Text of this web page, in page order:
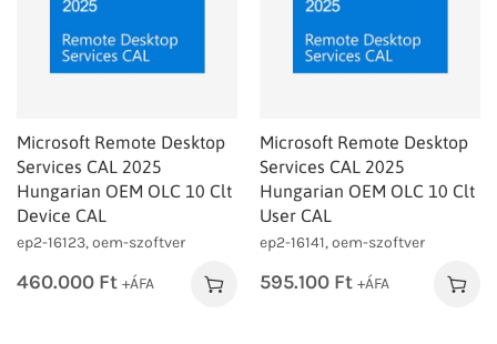
Microsoft Remote Desktop
Services CAL 2025
Hungarian OEM OLC 10 Clt
Device CAL
ep2-16123, oem-szoftver
460.000 Ft +ÁFA
Microsoft Remote Desktop
Services CAL 2025
Hungarian OEM OLC 10 Clt
User CAL
ep2-16141, oem-szoftver
595.100 Ft +ÁFA